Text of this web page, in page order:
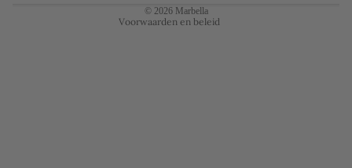
© 2026 Marbella
Voorwaarden en beleid